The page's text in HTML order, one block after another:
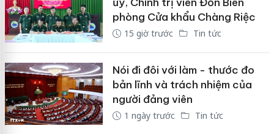
phòng Cửa khẩu Chàng Riệc
15 giờ trước Tin tức
Nói đi đôi với làm - thước đo
bản lĩnh và trách nhiệm của
người đảng viên
1 ngày trước Tin tức